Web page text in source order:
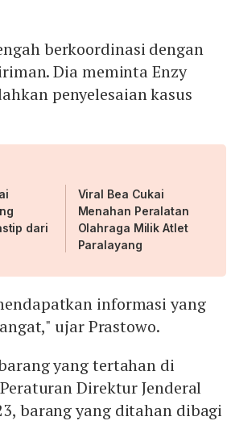
berkoordinasi dengan
Dia meminta Enzy
penyelesaian kasus
dari
Viral Bea Cukai
Menahan Peralatan
Olahraga Milik Atlet
Paralayang
informasi yang
ujar Prastowo.
yang tertahan di
Direktur Jenderal
barang yang ditahan dibagi